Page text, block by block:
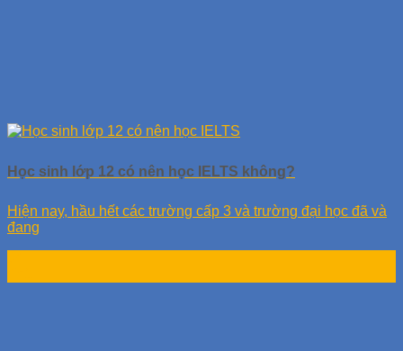
Học sinh lớp 12 có nên học IELTS không?
Hiện nay, hầu hết các trường cấp 3 và trường đại học đã và
đang